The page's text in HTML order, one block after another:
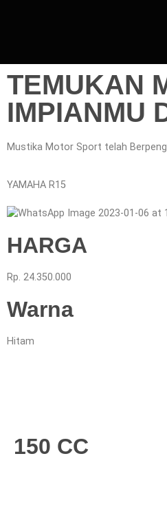
TEMUKAN
IMPIANMU
Mustika Motor Sport telah
YAMAHA R15
HARGA
Rp. 24.350.000
Warna
Hitam
150 CC